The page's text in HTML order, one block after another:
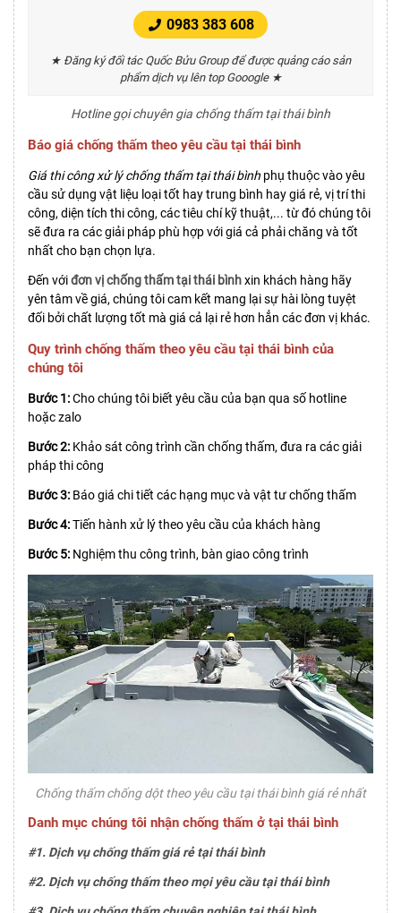
0983 383 608
★ Đăng ký đối tác Quốc Bửu Group để được quảng cáo sản
phẩm dịch vụ lên top Gooogle ★
Hotline gọi chuyên gia chống thấm tại thái bình
Báo giá chống thấm theo yêu cầu tại thái bình
Giá thi công xử lý chống thấm tại thái bình phụ thuộc vào yêu
cầu sử dụng vật liệu loại tốt hay trung bình hay giá rẻ, vị trí thi
công, diện tích thi công, các tiêu chí kỹ thuật,... từ đó chúng tôi
sẽ đưa ra các giải pháp phù hợp với giá cả phải chăng và tốt
nhất cho bạn chọn lựa.
Đến vớiđơn vị chống thấm tại thái bìnhxin khách hàng hãy
yên tâm về giá, chúng tôi cam kết mang lại sự hài lòng tuyệt
đối bởi chất lượng tốt mà giá cả lại rẻ hơn hẳn các đơn vị khác.
Quy trình chống thấm theo yêu cầu tại thái bình của
chúng tôi
Bước 1:Cho chúng tôi biết yêu cầu của bạn qua số hotline
hoặc zalo
Bước 2: Khảo sát công trình cần chống thấm, đưa ra các giải
pháp thi công
Bước 3: Báo giá chi tiết các hạng mục và vật tư chống thấm
Bước 4:Tiến hành xử lý theo yêu cầu của khách hàng
Bước 5: Nghiệm thu công trình, bàn giao công trình
Chống thấm chống dột theo yêu cầu tại thái bình giá rẻ nhất
Danh mục chúng tôi nhận chống thấm ở tại thái bình
#1. Dịch vụ chống thấm giá rẻ tại thái bình
#2. Dịch vụ chống thấm theo mọi yêu cầu tại thái bình